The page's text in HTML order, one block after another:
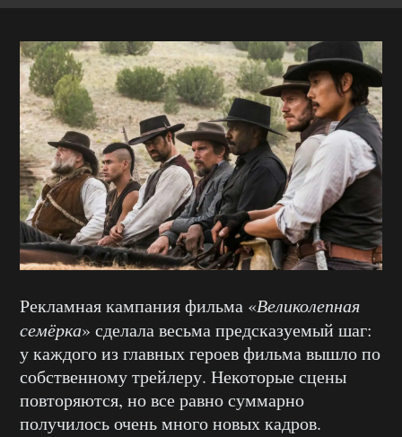
Рекламная кампания фильма «Великолепная
семёрка» сделала весьма предсказуемый шаг:
у каждого из главных героев фильма вышло по
собственному трейлеру. Некоторые сцены
повторяются, но все равно суммарно
получилось очень много новых кадров.